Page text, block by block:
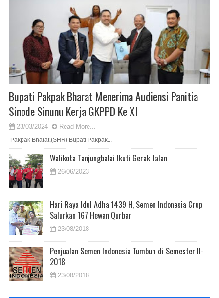
Bupati Pakpak Bharat Menerima Audiensi Panitia
Sinode Sinunu Kerja GKPPD Ke XI
23/03/2024 Read More...
Pakpak Bharat,(SHR) Bupati Pakpak...
Walikota Tanjungbalai Ikuti Gerak Jalan
26/06/2023
Hari Raya Idul Adha 1439 H, Semen Indonesia Grup
Salurkan 167 Hewan Qurban
23/08/2018
Penjualan Semen Indonesia Tumbuh di Semester II-
2018
23/08/2018